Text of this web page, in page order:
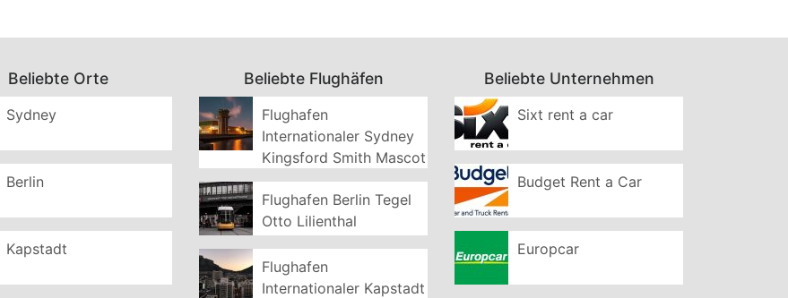
Beliebte Orte
Sydney
Berlin
Kapstadt
Beliebte Flughäfen
Flughafen
Internationaler Sydney
Kingsford Smith Mascot
Flughafen Berlin Tegel
Otto Lilienthal
Flughafen
Internationaler Kapstadt
Beliebte Unternehmen
Sixt rent a car
Budget Rent a Car
Europcar